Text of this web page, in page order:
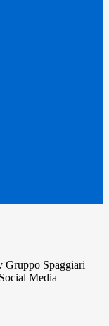
Gruppo Spaggiari
Media